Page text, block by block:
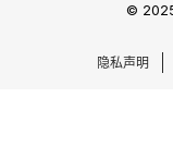
©
隐私声明